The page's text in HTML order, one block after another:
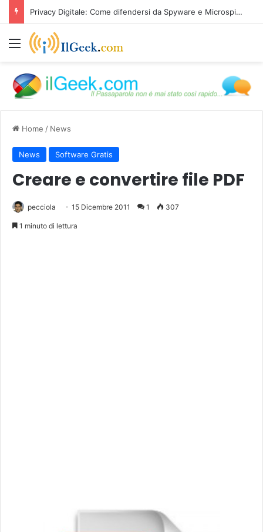
Privacy Digitale: Come difendersi da Spyware e Microspie di Nuova Generazione
Menu
Home / News
News Software Gratis
Creare e convertire file PDF
pecciola 15 Dicembre 2011 1 307
1 minuto di lettura